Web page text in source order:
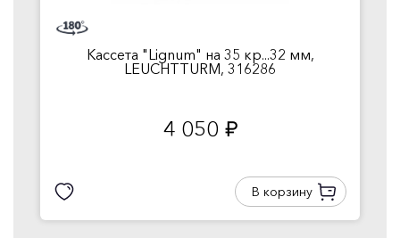
Кассета "Lignum" на 35 кр...32 мм,
LEUCHTTURM, 316286
4 050 руб.
В корзину